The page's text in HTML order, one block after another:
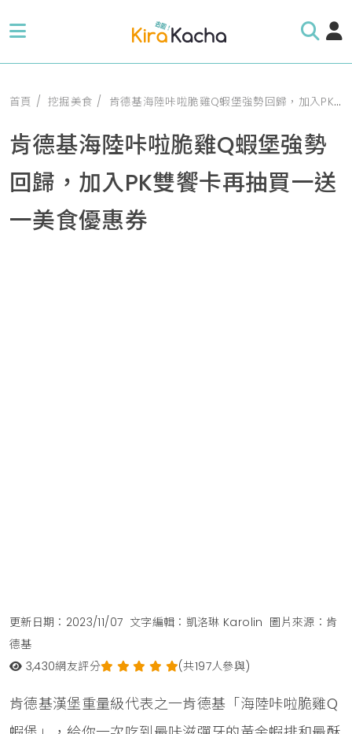
首頁 挖掘美食 肯德基海陸咔啦脆雞Q蝦堡強勢回歸，加入PK雙饗卡再抽買一送一美食優惠券
肯德基海陸咔啦脆雞Q蝦堡強勢
回歸，加入PK雙饗卡再抽買一送
一美食優惠券
更新日期：2023/11/07 文字編輯：凱洛琳 Karolin 圖片來源：肯
德基
3,430網友評分 (共197人參與)
肯德基漢堡重量級代表之一肯德基「海陸咔啦脆雞Q